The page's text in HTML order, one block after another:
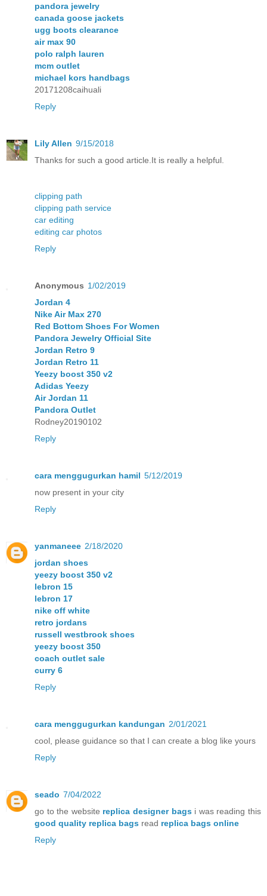
pandora jewelry
canada goose jackets
ugg boots clearance
air max 90
polo ralph lauren
mcm outlet
michael kors handbags
20171208caihuali
Reply
Lily Allen 9/15/2018
Thanks for such a good article.It is really a helpful.
clipping path
clipping path service
car editing
editing car photos
Reply
Anonymous 1/02/2019
Jordan 4
Nike Air Max 270
Red Bottom Shoes For Women
Pandora Jewelry Official Site
Jordan Retro 9
Jordan Retro 11
Yeezy boost 350 v2
Adidas Yeezy
Air Jordan 11
Pandora Outlet
Rodney20190102
Reply
cara menggugurkan hamil 5/12/2019
now present in your city
Reply
yanmaneee 2/18/2020
jordan shoes
yeezy boost 350 v2
lebron 15
lebron 17
nike off white
retro jordans
russell westbrook shoes
yeezy boost 350
coach outlet sale
curry 6
Reply
cara menggugurkan kandungan 2/01/2021
cool, please guidance so that I can create a blog like yours
Reply
seado 7/04/2022
go to the website replica designer bagsi was reading this
good quality replica bags read replica bags online
Reply